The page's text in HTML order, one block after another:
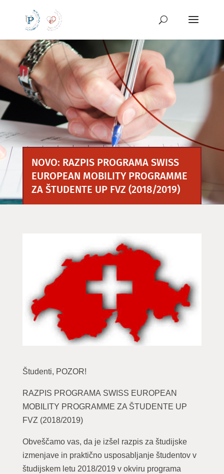
vsebino
NOVO: RAZPIS PROGRAMA SWISS
EUROPEAN MOBILITY PROGRAMME
ZA ŠTUDENTE UP FVZ (2018/2019)
Študenti, POZOR!
RAZPIS PROGRAMA SWISS EUROPEAN
MOBILITY PROGRAMME ZA ŠTUDENTE UP
FVZ (2018/2019)
Obveščamo vas, da je izšel razpis za študijske
izmenjave in praktično usposabljanje študentov v
študijskem letu 2018/2019 v okviru programa